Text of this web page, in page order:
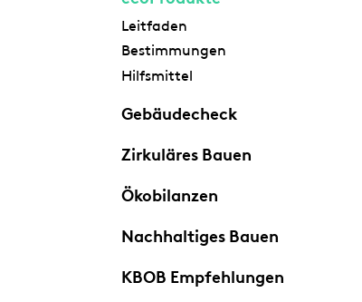
Leitfaden
Bestimmungen
Hilfsmittel
Gebäudecheck
Zirkuläres Bauen
Ökobilanzen
Nachhaltiges Bauen
KBOB Empfehlungen